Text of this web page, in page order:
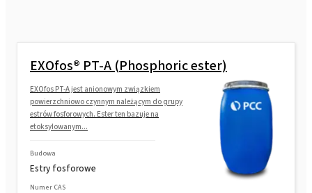
EXOfos® PT-A (Phosphoric ester)
EXOfos PT-A jest anionowym związkiem
powierzchniowo czynnym należącym do grupy
estrów fosforowych. Ester ten bazuje na
etoksylowanym...
Budowa
Estry fosforowe
Numer CAS